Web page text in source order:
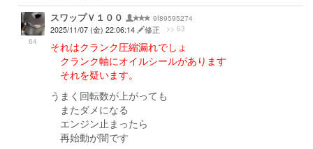
64
スワップＶ１００
9f89595274
2025/11/07 (金) 22:06:14
修正 >> 63
それはクランク圧縮漏れでしょ
クランク軸にオイルシールがあります
それを疑います。
うまく回転数が上がっても
またダメになる
エンジン止まったら
再始動が闇です